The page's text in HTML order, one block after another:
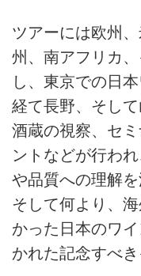
ツアーには欧州
州、南アフリカ
し、東京での日
経て長野、そし
酒蔵の視察、セ
ントなどが行わ
や品質への理解を
そして何より、
かった日本のワ
かれた記念すべき